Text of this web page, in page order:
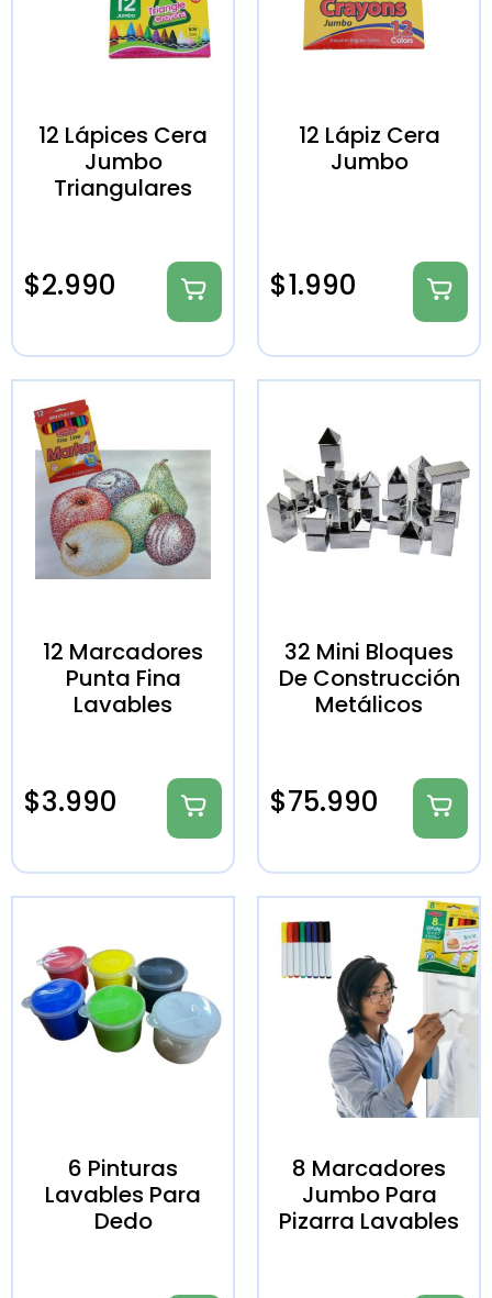
12 Lápices Cera
Jumbo
Triangulares
$2.990
12 Lápiz Cera
Jumbo
$1.990
12 Marcadores
Punta Fina
Lavables
$3.990
32 Mini Bloques
De Construcción
Metálicos
$75.990
6 Pinturas
Lavables Para
Dedo
8 Marcadores
Jumbo Para
Pizarra Lavables